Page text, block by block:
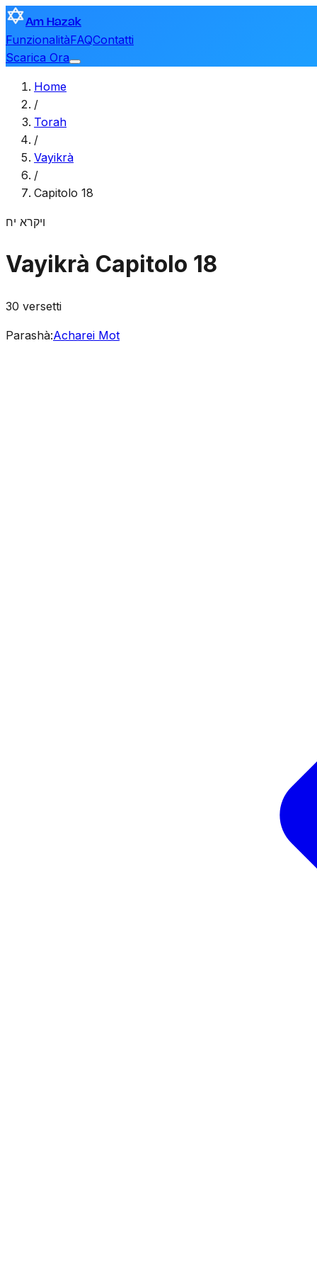
Am Hazak
FunzionalitàFAQContatti
Scarica Ora
Home
/
Torah
/
Vayikrà
/
Capitolo 18
ויקרא יח
Vayikrà Capitolo 18
30 versetti
Parashà:Acharei Mot